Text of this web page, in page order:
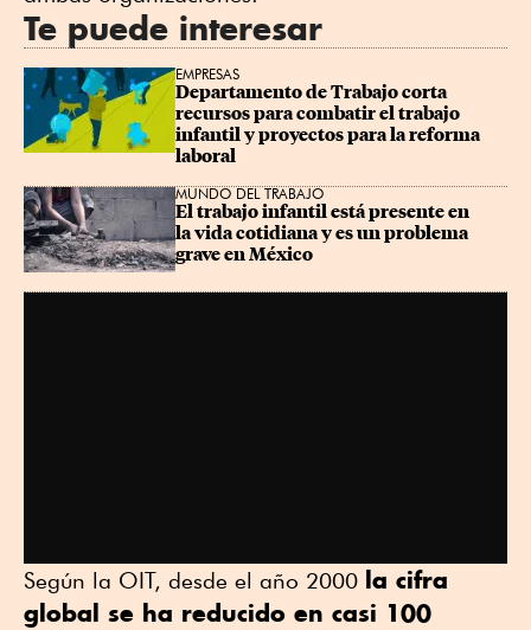
Te puede interesar
EMPRESAS
Departamento de Trabajo corta
recursos para combatir el trabajo
infantil y proyectos para la reforma
laboral
MUNDO DEL TRABAJO
El trabajo infantil está presente en
la vida cotidiana y es un problema
grave en México
Según la OIT, desde el año 2000 la cifra
global se ha reducido en casi 100